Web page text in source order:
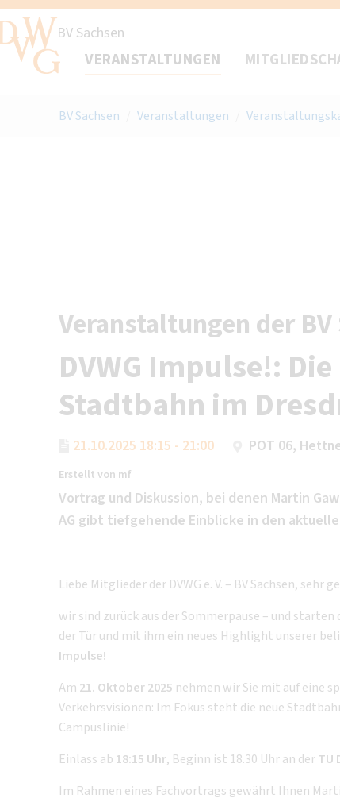
BV Sachsen
VERANSTALTUNGEN
BV Sachsen Veranstaltungen
Veranstaltungen der BV
DVWG Impulse!:
Stadtbahn im
21.10.2025 18:15 - 21:00 POT 06,
Erstellt von mf
Vortrag und Diskussion, bei denen Martin
AG gibt tiefgehende Einblicke in den
Liebe Mitglieder der DVWG e. V. – BV Sachsen, sehr
wir sind zurück aus der Sommerpause – und
der Tür und mit ihm ein neues Highlight unserer
Impulse!
Am 21. Oktober 2025 nehmen wir Sie mit auf eine
Verkehrsvisionen: Im Fokus steht die neue
Campuslinie!
Einlass ab 18:15 Uhr, Beginn ist 18.30 Uhr an derTU
Im Rahmen eines Fachvortrags gewährt Ihnen